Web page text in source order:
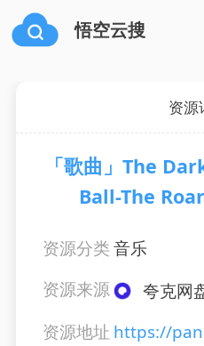
悟空云搜
资源
「歌曲」The
Ball-The
资源分类音乐
资源来源
夸克网
资源地址 https://